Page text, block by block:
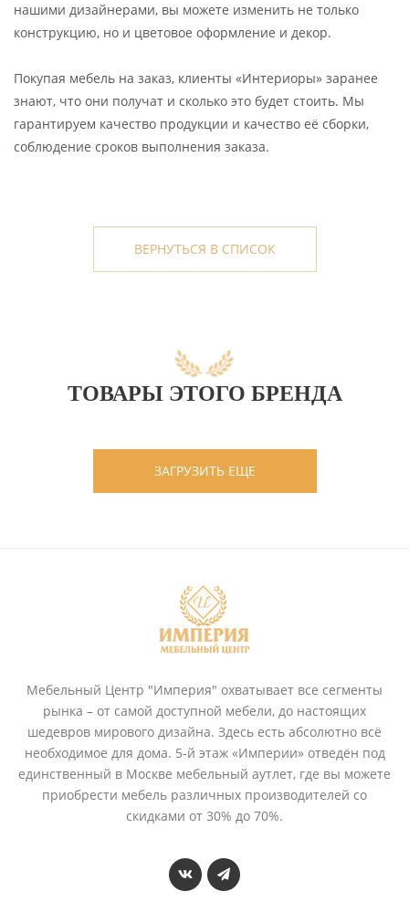
нашими дизайнерами, вы можете изменить не только
конструкцию, но и цветовое оформление и декор.
Покупая мебель на заказ, клиенты «Интериоры» заранее
знают, что они получат и сколько это будет стоить. Мы
гарантируем качество продукции и качество её сборки,
соблюдение сроков выполнения заказа.
ВЕРНУТЬСЯ В СПИСОК
ТОВАРЫ ЭТОГО БРЕНДА
ЗАГРУЗИТЬ ЕЩЕ
Мебельный Центр "Империя" охватывает все сегменты
рынка – от самой доступной мебели, до настоящих
шедевров мирового дизайна. Здесь есть абсолютно всё
необходимое для дома. 5-й этаж «Империи» отведён под
единственный в Москве мебельный аутлет, где вы можете
приобрести мебель различных производителей со
скидками от 30% до 70%.